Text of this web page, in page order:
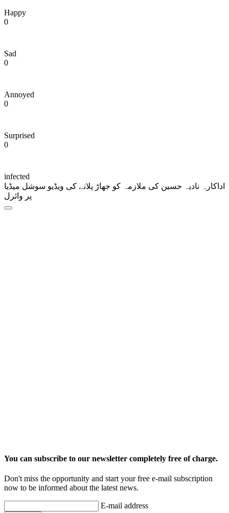
Happy
0
Sad
0
Annoyed
0
Surprised
0
infected
اداکارہ نادیہ حسین کی ملازمہ کو جھاڑ پلانے کی ویڈیو سوشل میڈیا
پر وائرل
You can subscribe to our newsletter completely free of charge.
Don't miss the opportunity and start your free e-mail subscription
now to be informed about the latest news.
E-mail address